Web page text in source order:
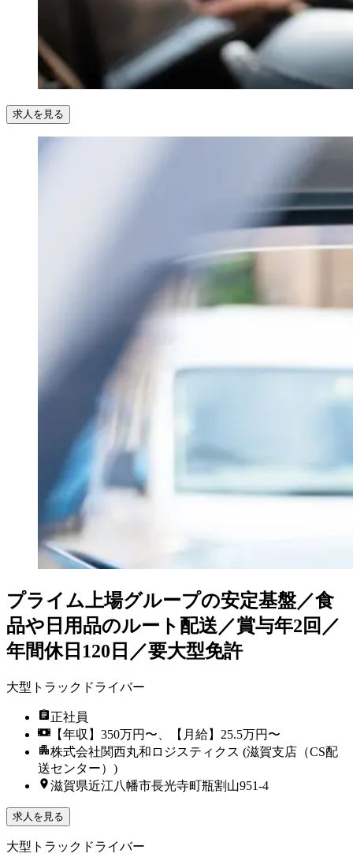
求人を見る
プライム上場グループの安定基盤／食
品や日用品のルート配送／賞与年2回／
年間休日120日／要大型免許
大型トラックドライバー
正社員
【年収】350万円〜、【月給】25.5万円〜
株式会社関西丸和ロジスティクス (滋賀支店（CS配
送センター）)
滋賀県近江八幡市長光寺町瓶割山951-4
求人を見る
大型トラックドライバー